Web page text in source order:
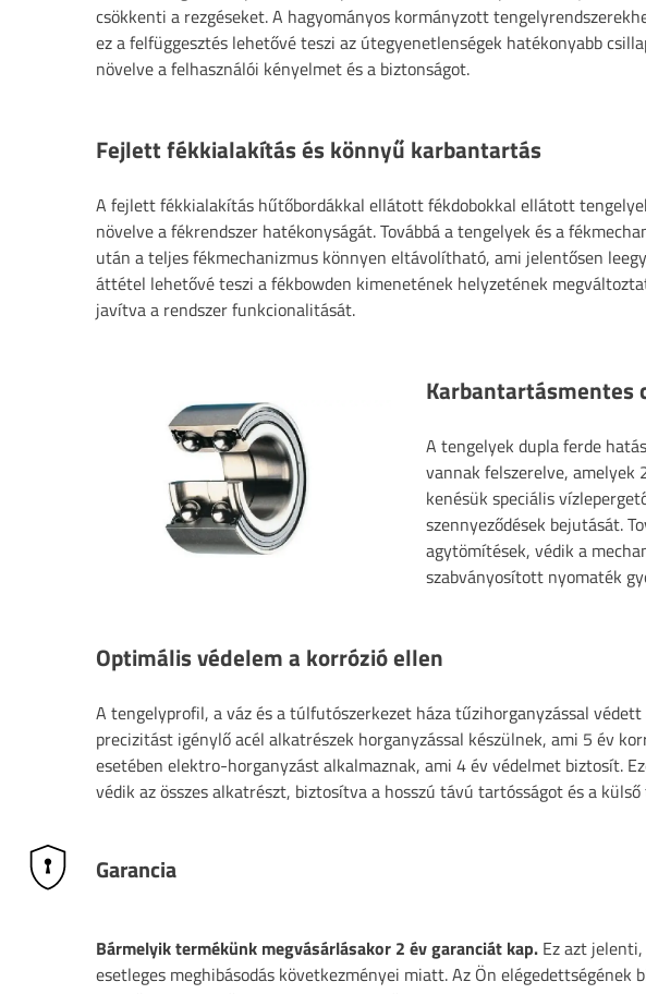
csökkenti a rezgéseket. A hagyományos kormányzott
ez a felfüggesztés lehetővé teszi az útegyenetlenségek hatékonyabb
növelve a felhasználói kényelmet és a biztonságot.
Fejlett fékkialakítás és könnyű karbantartás
A fejlett fékkialakítás hűtőbordákkal ellátott fékdobokkal ellátott
növelve a fékrendszer hatékonyságát. Továbbá a tengelyek és a
után a teljes fékmechanizmus könnyen eltávolítható, ami jelentősen
áttétel lehetővé teszi a fékbowden kimenetének helyzetének
javítva a rendszer funkcionalitását.
Karbantartásmentes
A tengelyek dupla ferde
vannak felszerelve,
kenésük speciális
szennyeződések bejutását.
agytömítések, védik a
szabványosított nyomaték
Optimális védelem a korrózió ellen
A tengelyprofil, a váz és a túlfutószerkezet háza tűzihorganyzással
precizitást igénylő acél alkatrészek horganyzással készülnek, ami 5 év
esetében elektro-horganyzást alkalmaznak, ami 4 év védelmet biztosít.
védik az összes alkatrészt, biztosítva a hosszú távú tartósságot és a
Garancia
Bármelyik termékünk megvásárlásakor 2 év garanciát kap. Ez azt
esetleges meghibásodás következményei miatt. Az Ön